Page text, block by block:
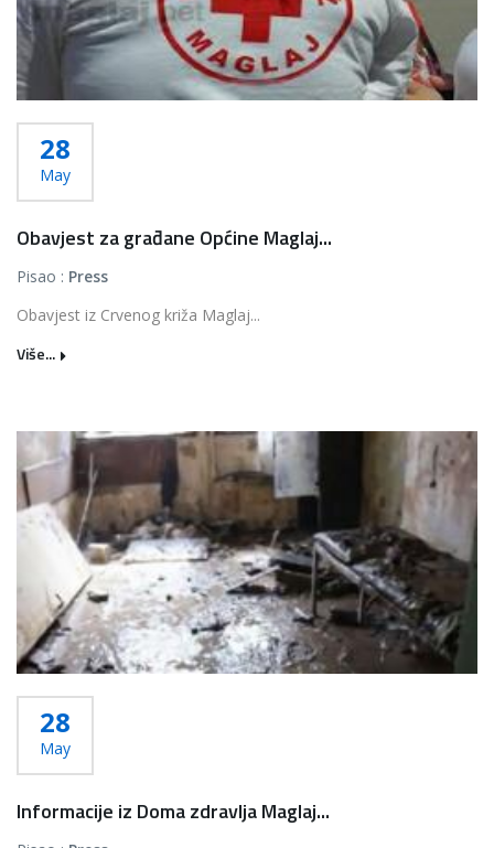
28
May
Obavjest za građane Općine Maglaj...
Pisao : Press
Obavjest iz Crvenog križa Maglaj...
Više...
28
May
Informacije iz Doma zdravlja Maglaj...